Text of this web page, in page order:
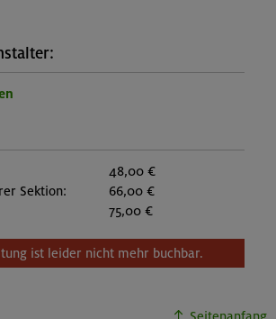
48,00 €
Sektion:
66,00 €
75,00 €
ist leider nicht mehr buchbar.